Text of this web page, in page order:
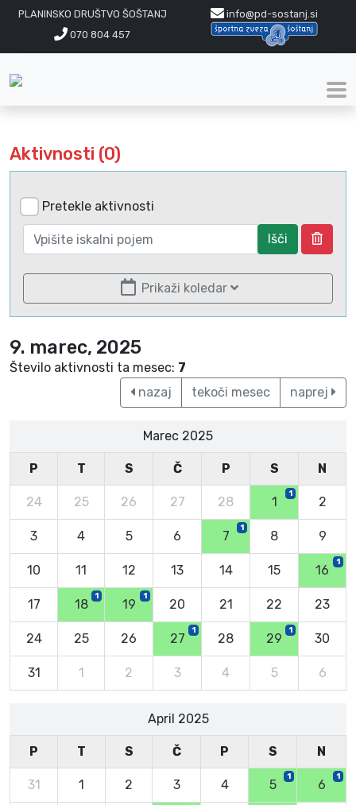
PLANINSKO DRUŠTVO ŠOŠTANJ
info@pd-sostanj.si
070 804 457
Aktivnosti (0)
Pretekle aktivnosti
Išči
Prikaži koledar
9. marec, 2025
Število aktivnosti ta mesec: 7
nazaj
tekoči mesec naprej
Marec 2025
P T S Č P S N
24 25 26 27 28 1
1
2
3 4 5 6 7
1
8 9
10 11 12 13 14 15 16
1
17 18
1
19
1
20 21 22 23
24 25 26 27
1
28 29
1
30
31 1 2 3 4 5 6
April 2025
P T S Č P S N
31 1 2 3 4 5
1
6
1